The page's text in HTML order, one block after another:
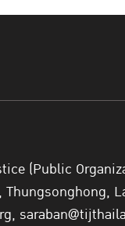
(Public
Thungsonghong,